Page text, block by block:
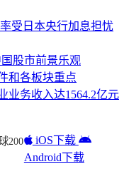
受日本央行加息担忧
股市前景乐观
和各板块重点
业务收入达1564.2亿元
200
iOS下载
Android下载